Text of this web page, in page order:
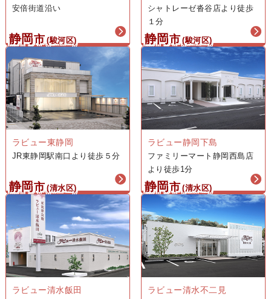
安倍街道沿い
シャトレーゼ沓谷店より徒歩
１分
静岡市 (駿河区)
ラビュー東静岡
JR東静岡駅南口より徒歩５分
静岡市 (駿河区)
ラビュー静岡下島
ファミリーマート静岡西島店
より徒歩1分
静岡市 (清水区)
ラビュー清水飯田
静岡市 (清水区)
ラビュー清水不二見